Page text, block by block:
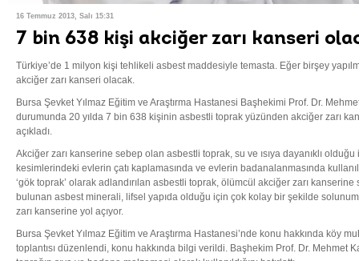
16 Temmuz 2013, Salı 15:31
7 bin 638 kişi akciğer zarı kanseri
Türkiye’de 1 milyon kişi tehlikeli asbest maddesiyle temasta. Eğer birşey
akciğer zarı kanseri olacak.
Bursa Şevket Yılmaz Eğitim ve Araştırma Hastanesi Başhekimi Prof. Dr.
durumunda 20 yılda 7 bin 638 kişinin asbestli toprak yüzünden akciğer zarı
açıkladı.
Akciğer zarı kanserine sebep olan asbestli toprak, su ve ısıya dayanıklı olduğu
kesimlerindeki evlerin çatı kaplamasında ve evlerin badanalanmasında
‘gök toprak’ olarak adlandırılan asbestli toprak, ölümcül akciğer zarı
bulunan asbest minerali, lifsel yapıda olduğu için çok kolay bir şekilde
zarı kanserine yol açıyor.
Bursa Şevket Yılmaz Eğitim ve Araştırma Hastanesi’nde konu hakkında köy
toplantısı düzenlendi, konu hakkında bilgi verildi. Başhekim Prof. Dr. Mehmet